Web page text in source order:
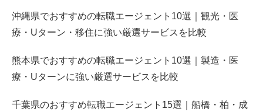
沖縄県でおすすめの転職エージェント10選｜観光・医
療・Uターン・移住に強い厳選サービスを比較
熊本県でおすすめの転職エージェント10選｜製造・医
療・Uターンに強い厳選サービスを比較
千葉県のおすすめ転職エージェント15選｜船橋・柏・成